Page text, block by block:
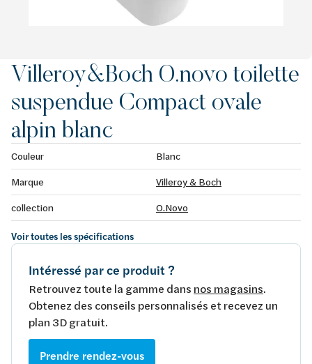
Villeroy&Boch O.novo toilette
suspendue Compact ovale
alpin blanc
Couleur
Blanc
Marque
Villeroy & Boch
collection
O.Novo
Voir toutes les spécifications
Intéressé par ce produit ?
Retrouvez toute la gamme dans nos magasins.
Obtenez des conseils personnalisés et recevez un
plan 3D gratuit.
Prendre rendez-vous